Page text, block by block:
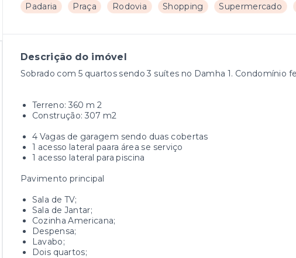
Padaria
Praça Rodovia Shopping Supermercado
Descrição do imóvel
Sobrado com 5 quartos sendo 3 suítes no Damha 1. Condomínio
Terreno: 360 m 2
Construção: 307 m2
4 Vagas de garagem sendo duas cobertas
1 acesso lateral paara área se serviço
1 acesso lateral para piscina
Pavimento principal
Sala de TV;
Sala de Jantar;
Cozinha Americana;
Despensa;
Lavabo;
Dois quartos;